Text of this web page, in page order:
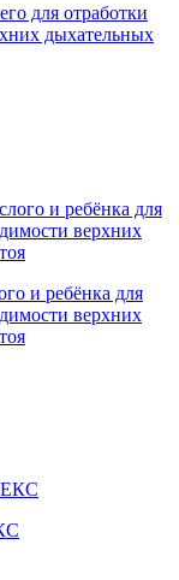
для отработки
дыхательных
и ребёнка для
верхних